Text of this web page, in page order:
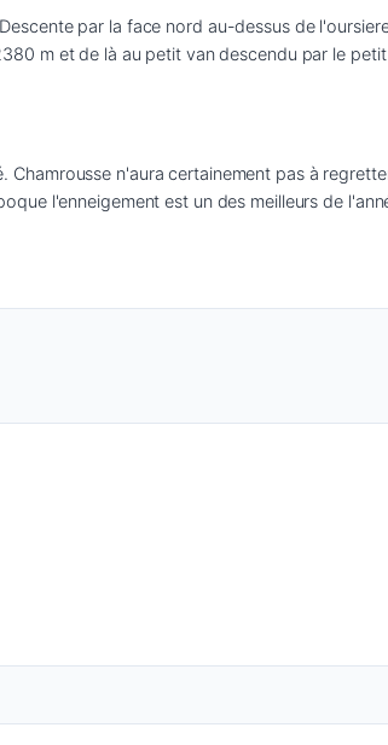
par la face nord au-dessus de
m et de là au petit van descendu par le
n'aura certainement pas à
l'enneigement est un des meilleurs de